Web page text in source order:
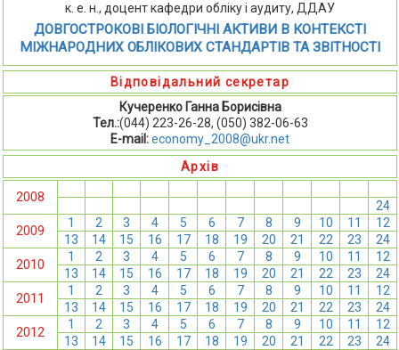
к. е. н., доцент кафедри обліку і аудиту, ДДАУ
ДОВГОСТРОКОВІ БІОЛОГІЧНІ АКТИВИ В КОНТЕКСТІ
МІЖНАРОДНИХ ОБЛІКОВИХ СТАНДАРТІВ ТА ЗВІТНОСТІ
Відповідальний секретар
Кучеренко Ганна Борисівна
Тел.:(044) 223-26-28, (050) 382-06-63
E-mail:economy_2008@ukr.net
Архів
2008
24
2009
1 2 3 4 5 6 7 8 9 10 11
12
13
14 15 16 17 18 19 20 21 22 23
24
2010
1 2 3 4 5 6 7 8 9 10 11
12
13
14 15 16 17 18 19 20 21 22 23
24
2011
1 2 3 4 5 6 7 8 9 10 11
12
13
14 15 16 17 18 19 20 21 22 23
24
2012
1 2 3 4 5 6 7 8 9 10 11
12
13
14 15 16 17 18 19 20 21 22 23
24